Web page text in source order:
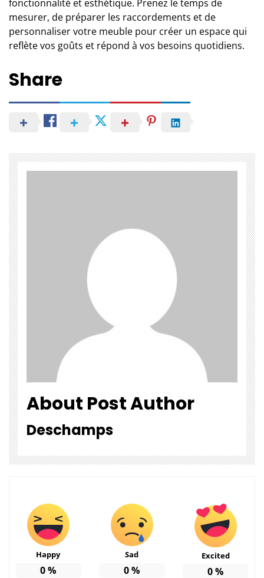
fonctionnalité et esthétique. Prenez le temps de
mesurer, de préparer les raccordements et de
personnaliser votre meuble pour créer un espace qui
reflète vos goûts et répond à vos besoins quotidiens.
Share
About Post Author
Deschamps
Happy
0%
Sad
0%
Excited
0%